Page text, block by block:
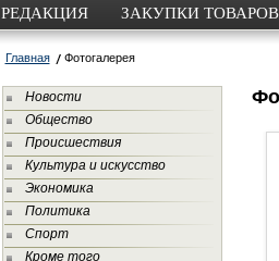
РЕДАКЦИЯ ЗАКУПКИ
Главная Фотогалерея
Новости
Общество
Происшествия
Культура и искусство
Экономика
Политика
Спорт
Кроме того